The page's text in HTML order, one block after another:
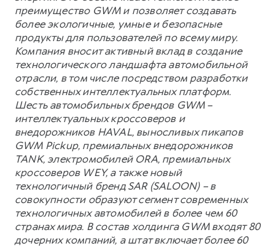
преимущество GWM и позволяет создавать
более экологичные, умные и безопасные
продукты для пользователей по всему миру.
Компания вносит активный вклад в создание
технологического ландшафта автомобильной
отрасли, в том числе посредством разработки
собственных интеллектуальных платформ.
Шесть автомобильных брендов GWM –
интеллектуальных кроссоверов и
внедорожников HAVAL, выносливых пикапов
GWM Pickup, премиальных внедорожников
TANK, электромобилей ORA, премиальных
кроссоверов WEY, а также новый
технологичный бренд SAR (SALOON) – в
совокупности образуют сегмент современных
технологичных автомобилей в более чем 60
странах мира. В состав холдинга GWM входят 80
дочерних компаний, а штат включает более 60